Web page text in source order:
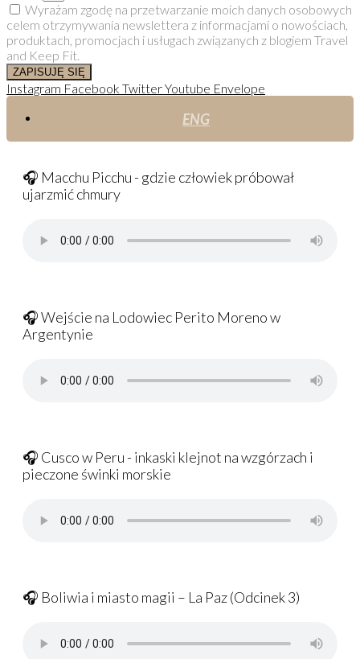
Wyrażam zgodę na przetwarzanie moich danych osobowych
celem otrzymywania newslettera z informacjami o nowościach,
produktach, promocjach i usługach związanych z blogiem Travel
and Keep Fit.
ZAPISUJĘ SIĘ
Instagram Facebook TwitterYoutube Envelope
ENG
🎧 Macchu Picchu - gdzie człowiek próbował
ujarzmić chmury
🎧 Wejście na Lodowiec Perito Moreno w
Argentynie
🎧 Cusco w Peru - inkaski klejnot na wzgórzach i
pieczone świnki morskie
🎧 Boliwia i miasto magii – La Paz (Odcinek 3)